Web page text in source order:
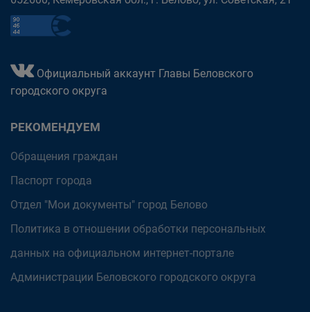
Официальный аккаунт Главы Беловского
городского округа
РЕКОМЕНДУЕМ
Обращения граждан
Паспорт города
Отдел "Мои документы" город Белово
Политика в отношении обработки персональных
данных на официальном интернет-портале
Администрации Беловского городского округа